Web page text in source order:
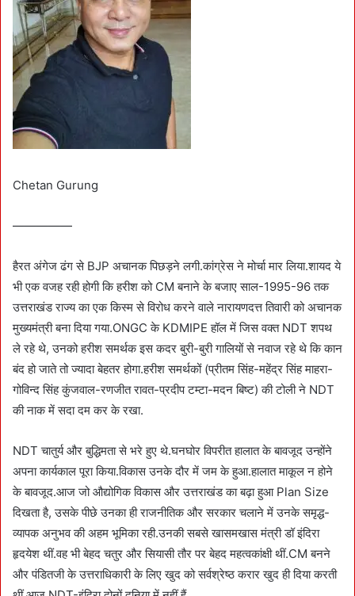
Chetan Gurung
—————
हैरत अंगेज ढंग से BJP अचानक पिछड़ने लगी.कांग्रेस ने मोर्चा मार लिया.शायद ये
भी एक वजह रही होगी कि हरीश को CM बनाने के बजाए साल-1995-96 तक
उत्तराखंड राज्य का एक किस्म से विरोध करने वाले नारायणदत्त तिवारी को अचानक
मुख्यमंत्री बना दिया गया.ONGC के KDMIPE हॉल में जिस वक्त NDT शपथ
ले रहे थे, उनको हरीश समर्थक इस कदर बुरी-बुरी गालियों से नवाज रहे थे कि कान
बंद हो जाते तो ज्यादा बेहतर होगा.हरीश समर्थकों (प्रीतम सिंह-महेंद्र सिंह माहरा-
गोविन्द सिंह कुंजवाल-रणजीत रावत-प्रदीप टम्टा-मदन बिष्ट) की टोली ने NDT
की नाक में सदा दम कर के रखा.
NDT चातुर्य और बुद्धिमता से भरे हुए थे.घनघोर विपरीत हालात के बावजूद उन्होंने
अपना कार्यकाल पूरा किया.विकास उनके दौर में जम के हुआ.हालात माकूल न होने
के बावजूद.आज जो औद्योगिक विकास और उत्तराखंड का बढ़ा हुआ Plan Size
दिखता है, उसके पीछे उनका ही राजनीतिक और सरकार चलाने में उनके समृद्ध-
व्यापक अनुभव की अहम भूमिका रही.उनकी सबसे खासमखास मंत्री डॉ इंदिरा
हृदयेश थीं.वह भी बेहद चतुर और सियासी तौर पर बेहद महत्वकांक्षी थीं.CM बनने
और पंडितजी के उत्तराधिकारी के लिए खुद को सर्वश्रेष्ठ करार खुद ही दिया करती